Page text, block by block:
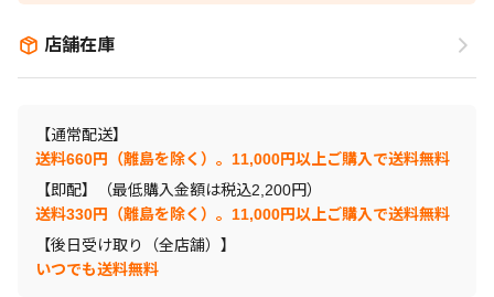
店舗在庫
【通常配送】
送料660円（離島を除く）。11,000円以上ご購入で送料無料
【即配】（最低購入金額は税込2,200円）
送料330円（離島を除く）。11,000円以上ご購入で送料無料
【後日受け取り（全店舗）】
いつでも送料無料